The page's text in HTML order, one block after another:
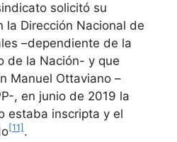
solicitó su
la Dirección Nacional de
–dependiente de la
de la Nación- y que
Manuel Ottaviano –
, en junio de 2019 la
estaba inscripta y el
[11] .